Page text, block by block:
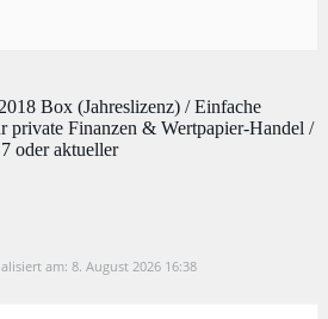
Box (Jahreslizenz) / Einfache
private Finanzen & Wertpapier-Handel /
oder aktueller
am: 8. August 2026 16:38